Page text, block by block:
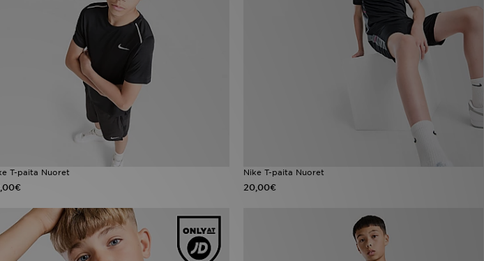
T-paita Nuoret Nike T-paita Nuoret
20,00€